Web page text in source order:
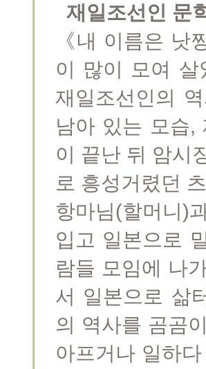
재일조선인 문
《내 이름은 낫
이 많이 모여
재일조선인의
남아 있는 모습,
이 끝난 뒤 암시
로 흥성거렸던
항마님(할머니)
입고 일본으로
람들 모임에 나
서 일본으로 삶
의 역사를 곰곰
아프거나 일하